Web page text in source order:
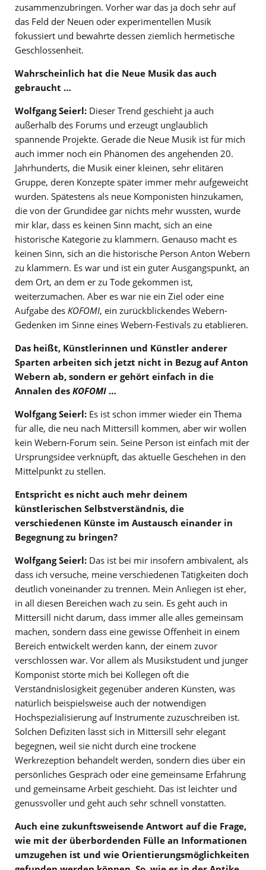
zusammenzubringen. Vorher war das ja doch sehr auf
das Feld der Neuen oder experimentellen Musik
fokussiert und bewahrte dessen ziemlich hermetische
Geschlossenheit.
Wahrscheinlich hat die Neue Musik das auch
gebraucht …
Wolfgang Seierl: Dieser Trend geschieht ja auch
außerhalb des Forums und erzeugt unglaublich
spannende Projekte. Gerade die Neue Musik ist für mich
auch immer noch ein Phänomen des angehenden 20.
Jahrhunderts, die Musik einer kleinen, sehr elitären
Gruppe, deren Konzepte später immer mehr aufgeweicht
wurden. Spätestens als neue Komponisten hinzukamen,
die von der Grundidee gar nichts mehr wussten, wurde
mir klar, dass es keinen Sinn macht, sich an eine
historische Kategorie zu klammern. Genauso macht es
keinen Sinn, sich an die historische Person Anton Webern
zu klammern. Es war und ist ein guter Ausgangspunkt, an
dem Ort, an dem er zu Tode gekommen ist,
weiterzumachen. Aber es war nie ein Ziel oder eine
Aufgabe des KOFOMI, ein zurückblickendes Webern-
Gedenken im Sinne eines Webern-Festivals zu etablieren.
Das heißt, Künstlerinnen und Künstler anderer
Sparten arbeiten sich jetzt nicht in Bezug auf Anton
Webern ab, sondern er gehört einfach in die
Annalen des KOFOMI …
Wolfgang Seierl: Es ist schon immer wieder ein Thema
für alle, die neu nach Mittersill kommen, aber wir wollen
kein Webern-Forum sein. Seine Person ist einfach mit der
Ursprungsidee verknüpft, das aktuelle Geschehen in den
Mittelpunkt zu stellen.
Entspricht es nicht auch mehr deinem
künstlerischen Selbstverständnis, die
verschiedenen Künste im Austausch einander in
Begegnung zu bringen?
Wolfgang Seierl: Das ist bei mir insofern ambivalent, als
dass ich versuche, meine verschiedenen Tätigkeiten doch
deutlich voneinander zu trennen. Mein Anliegen ist eher,
in all diesen Bereichen wach zu sein. Es geht auch in
Mittersill nicht darum, dass immer alle alles gemeinsam
machen, sondern dass eine gewisse Offenheit in einem
Bereich entwickelt werden kann, der einem zuvor
verschlossen war. Vor allem als Musikstudent und junger
Komponist störte mich bei Kollegen oft die
Verständnislosigkeit gegenüber anderen Künsten, was
natürlich beispielsweise auch der notwendigen
Hochspezialisierung auf Instrumente zuzuschreiben ist.
Solchen Defiziten lässt sich in Mittersill sehr elegant
begegnen, weil sie nicht durch eine trockene
Werkrezeption behandelt werden, sondern dies über ein
persönliches Gespräch oder eine gemeinsame Erfahrung
und gemeinsame Arbeit geschieht. Das ist leichter und
genussvoller und geht auch sehr schnell vonstatten.
Auch eine zukunftsweisende Antwort auf die Frage,
wie mit der überbordenden Fülle an Informationen
umzugehen ist und wie Orientierungsmöglichkeiten